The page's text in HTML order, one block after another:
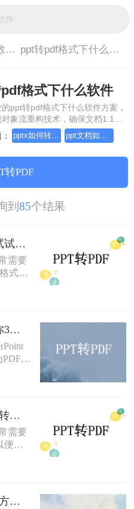
PPT转PDF教程> ppt转pdf格式下什么软件
格式下什么软件
ppt转pdf格式下什么软件方案，
象流重构技术，确保文档1:1高
排版不乱码。支持一键批量处
SSL 加密保障隐私安全。助您
公。
pptx如何转换成pdf ppt文档如何转换成pdf？方法详细解析
转PDF
到 85个结果
pptx如何转换成pdf？可以试试这三个转换方法！
需要
式）
分
一致
持文
那么
细介
方
pptx怎么转成pdf文件？教你3种方法快速转换！
文
因其
变以
？本
PDF
换任
ppt怎么转换成pdf？这二种转换方法非常实用！
需要
便更
么
绍
怎样把ppt转成pdf？这三个方法让你办公更高效！